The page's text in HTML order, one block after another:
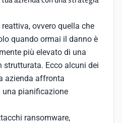
ovvero quella che
quando ormai il danno è
più elevato di una
strutturata. Ecco alcuni dei
azienda affronta
una pianificazione
ransomware,